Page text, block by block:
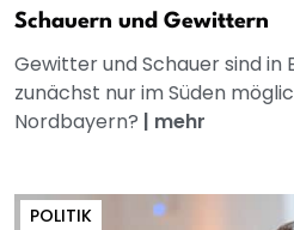
Schauern und Gewittern
Gewitter und Schauer sind in
zunächst nur im Süden
Nordbayern? | mehr
POLITIK